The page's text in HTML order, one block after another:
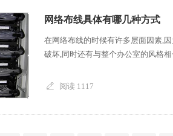
网络布线具体有哪几种方式
在网络布线的时候有许多层面因素,
破坏,同时还有与整个办公室的风格
阅读 1117